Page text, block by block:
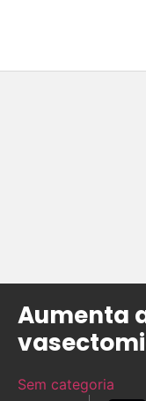
Aumenta
Sem categoria